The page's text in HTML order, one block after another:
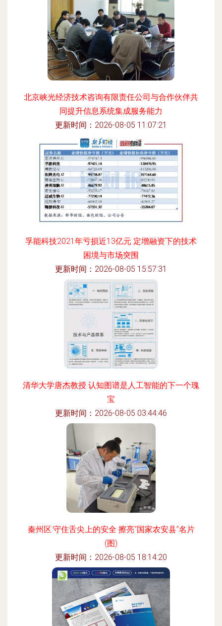
北京峡光经济技术咨询有限责任公司与合作伙伴共
同提升信息系统集成服务能力
更新时间：2026-08-05 11:07:21
孚能科技2021年亏损近13亿元 定增融资下的技术
困境与市场突围
更新时间：2026-08-05 15:57:31
清华大学唐杰教授 认知图谱是人工智能的下一个瑰
宝
更新时间：2026-08-05 03:44:46
秦州区:守住舌尖上的安全 擦亮“国家农安县”名片
(图)
更新时间：2026-08-05 18:14:20